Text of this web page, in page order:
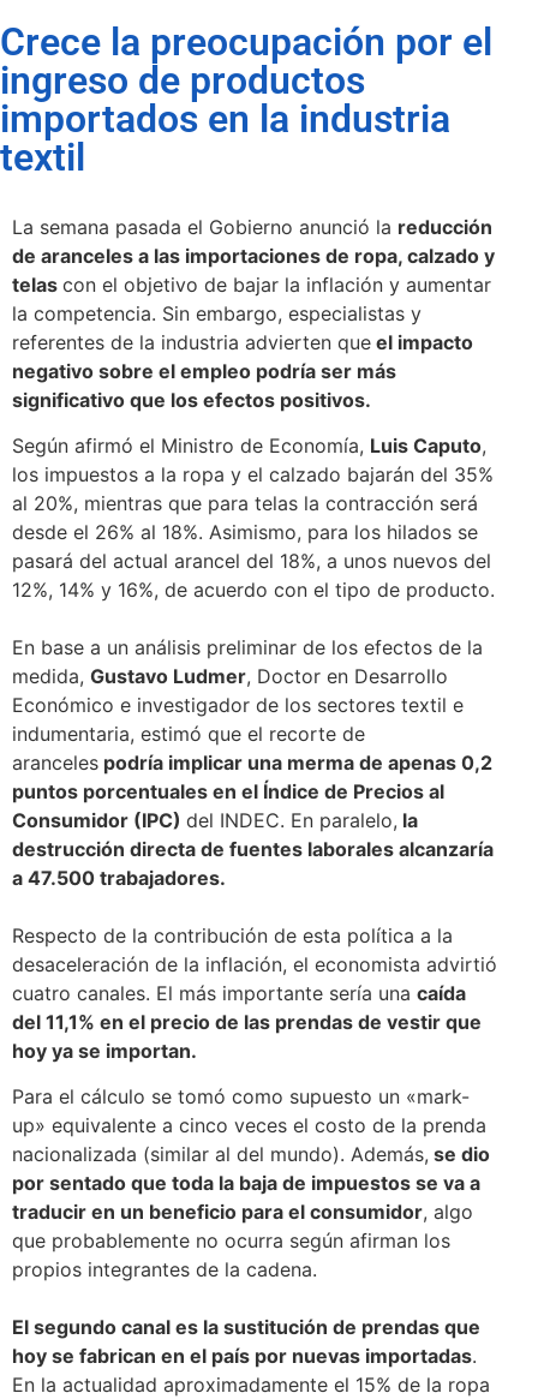
Crece la preocupación por el
ingreso de productos
importados en la industria
textil
La semana pasada el Gobierno anunció la reducción
de aranceles a las importaciones de ropa, calzado y
telas con el objetivo de bajar la inflación y aumentar
la competencia. Sin embargo, especialistas y
referentes de la industria advierten que el impacto
negativo sobre el empleo podría ser más
significativo que los efectos positivos.
Según afirmó el Ministro de Economía, Luis Caputo,
los impuestos a la ropa y el calzado bajarán del 35%
al 20%, mientras que para telas la contracción será
desde el 26% al 18%. Asimismo, para los hilados se
pasará del actual arancel del 18%, a unos nuevos del
12%, 14% y 16%, de acuerdo con el tipo de producto.
En base a un análisis preliminar de los efectos de la
medida, Gustavo Ludmer, Doctor en Desarrollo
Económico e investigador de los sectores textil e
indumentaria, estimó que el recorte de
aranceles podría implicar una merma de apenas 0,2
puntos porcentuales en el Índice de Precios al
Consumidor (IPC) del INDEC. En paralelo, la
destrucción directa de fuentes laborales alcanzaría
a 47.500 trabajadores.
Respecto de la contribución de esta política a la
desaceleración de la inflación, el economista advirtió
cuatro canales. El más importante sería una caída
del 11,1% en el precio de las prendas de vestir que
hoy ya se importan.
Para el cálculo se tomó como supuesto un «mark-
up» equivalente a cinco veces el costo de la prenda
nacionalizada (similar al del mundo). Además, se dio
por sentado que toda la baja de impuestos se va a
traducir en un beneficio para el consumidor, algo
que probablemente no ocurra según afirman los
propios integrantes de la cadena.
El segundo canal es la sustitución de prendas que
hoy se fabrican en el país por nuevas importadas.
En la actualidad aproximadamente el 15% de la ropa